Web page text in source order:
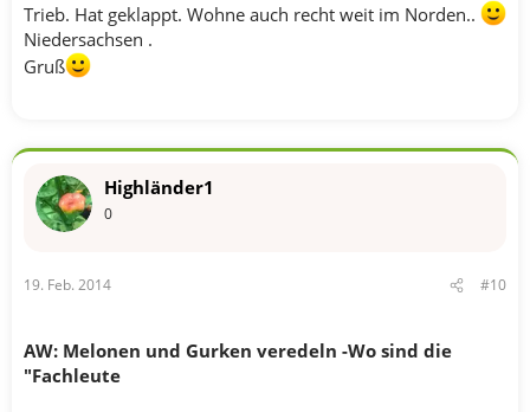
Trieb. Hat geklappt. Wohne auch recht weit im Norden..
Niedersachsen .
Gruß
Highländer1
0
19. Feb. 2014 #10
AW: Melonen und Gurken veredeln -Wo sind die
"Fachleute